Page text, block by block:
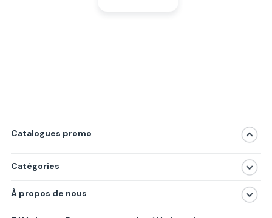
Catalogues promo
Catégories
Produits
À propos de nous